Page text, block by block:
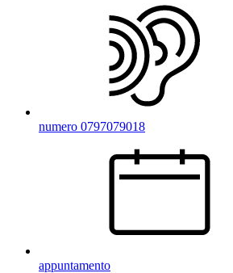
numero 0797079018
appuntamento